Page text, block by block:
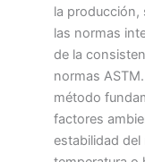
la producción,
las normas
de la
normas
método
factores
estabilidad